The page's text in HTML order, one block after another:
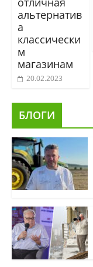
альтернатив
а
классически
м
магазинам
20.02.2023
БЛОГИ